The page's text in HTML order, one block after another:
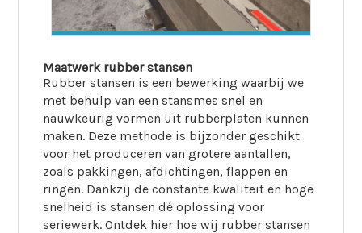
Maatwerk rubber stansen
Rubber stansen is een bewerking waarbij we
met behulp van een stansmes snel en
nauwkeurig vormen uit rubberplaten kunnen
maken. Deze methode is bijzonder geschikt
voor het produceren van grotere aantallen,
zoals pakkingen, afdichtingen, flappen en
ringen. Dankzij de constante kwaliteit en hoge
snelheid is stansen dé oplossing voor
seriewerk. Ontdek hier hoe wij rubber stansen